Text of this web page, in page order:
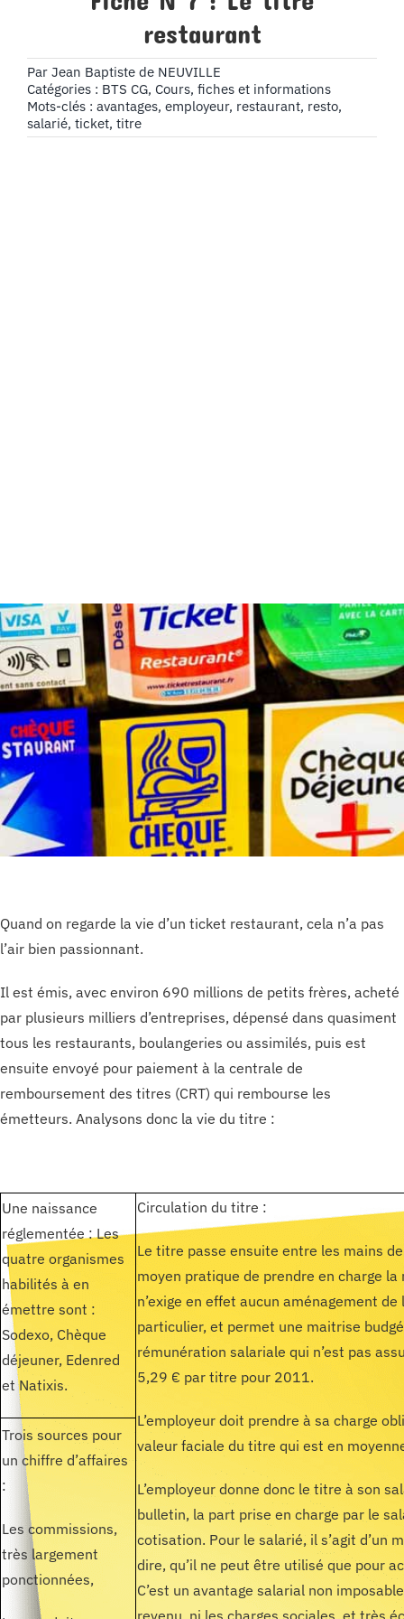
restaurant
Par Jean Baptiste de NEUVILLE
Catégories : BTS CG, Cours, fiches et informations
Mots-clés : avantages, employeur, restaurant, resto,
salarié, ticket, titre
Quand on regarde la vie d’un ticket restaurant, cela n’a pas
l’air bien passionnant.
Il est émis, avec environ 690 millions de petits frères, acheté
par plusieurs milliers d’entreprises, dépensé dans quasiment
tous les restaurants, boulangeries ou assimilés, puis est
ensuite envoyé pour paiement à la centrale de
remboursement des titres (CRT) qui rembourse les
émetteurs. Analysons donc la vie du titre :
Une naissance
réglementée : Les
quatre organismes
habilités à en
émettre sont :
Sodexo, Chèque
déjeuner, Edenred
et Natixis.
Circulation du titre :
Le titre passe ensuite entre les mains de
moyen pratique de prendre en charge
n’exige en effet aucun aménagement
particulier, et permet une maitrise
rémunération salariale qui n’est pas
5,29 € par titre pour 2011.
L’employeur doit prendre à sa charge
valeur faciale du titre qui est en
L’employeur donne donc le titre à son
bulletin, la part prise en charge par le
cotisation. Pour le salarié, il s’agit d’un
dire, qu’il ne peut être utilisé que pour
C’est un avantage salarial non
Trois sources pour
un chiffre d’affaires
:
Les commissions,
très largement
ponctionnées,